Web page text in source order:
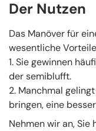
Der Nutzen
Das Manöver für
wesentliche
1. Sie gewinnen
der semiblufft.
2. Manchmal
bringen, eine
Nehmen wir an,